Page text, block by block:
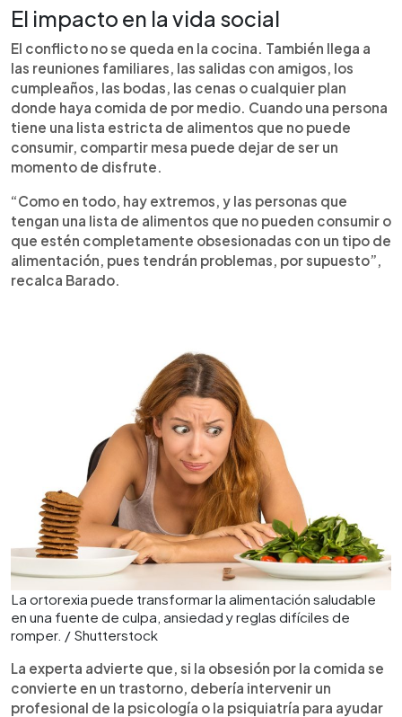
El impacto en la vida social
El conflicto no se queda en la cocina. También llega a
las reuniones familiares, las salidas con amigos, los
cumpleaños, las bodas, las cenas o cualquier plan
donde haya comida de por medio. Cuando una persona
tiene una lista estricta de alimentos que no puede
consumir, compartir mesa puede dejar de ser un
momento de disfrute.
“Como en todo, hay extremos, y las personas que
tengan una lista de alimentos que no pueden consumir o
que estén completamente obsesionadas con un tipo de
alimentación, pues tendrán problemas, por supuesto”,
recalca Barado.
La ortorexia puede transformar la alimentación saludable
en una fuente de culpa, ansiedad y reglas difíciles de
romper. / Shutterstock
La experta advierte que, si la obsesión por la comida se
convierte en un trastorno, debería intervenir un
profesional de la psicología o la psiquiatría para ayudar